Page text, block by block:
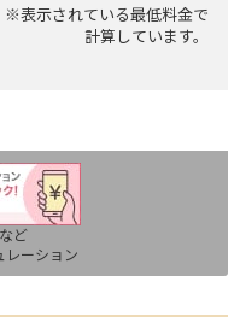
※表示されている最低料金で
計算しています。
ど
レーション